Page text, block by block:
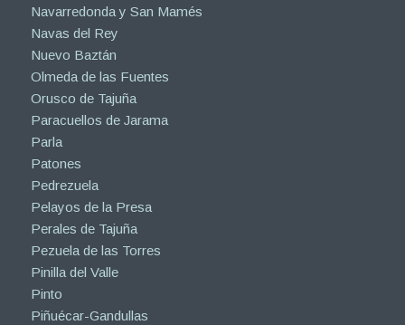
Navarredonda y San Mamés
Navas del Rey
Nuevo Baztán
Olmeda de las Fuentes
Orusco de Tajuña
Paracuellos de Jarama
Parla
Patones
Pedrezuela
Pelayos de la Presa
Perales de Tajuña
Pezuela de las Torres
Pinilla del Valle
Pinto
Piñuécar-Gandullas